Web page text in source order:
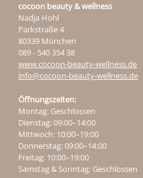
cocoon beauty & wellness
Nadja Hohl
Parkstraße 4
80339 München
089 - 540 354 38
www.cocoon-beauty-wellness.de
info@cocoon-beauty-wellness.de
Öffnungszeiten:
Montag: Geschlossen
Dienstag: 09:00–14:00
Mittwoch: 10:00–19:00
Donnerstag: 09:00–14:00
Freitag: 10:00–19:00
Samstag & Sonntag: Geschlossen